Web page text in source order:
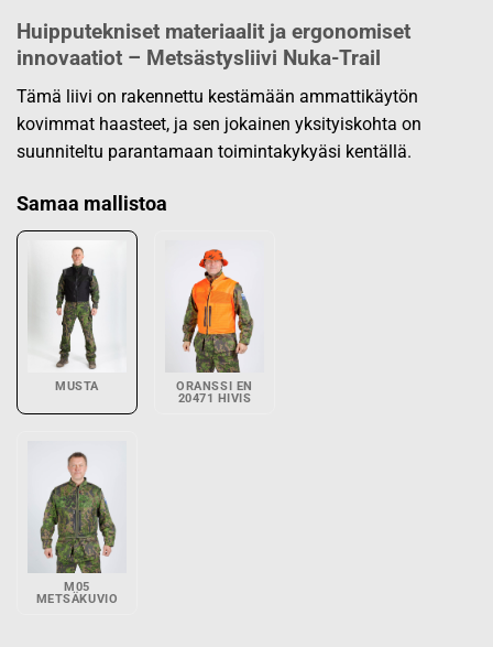
Huipputekniset materiaalit ja ergonomiset
innovaatiot – Metsästysliivi Nuka-Trail
Tämä liivi on rakennettu kestämään ammattikäytön
kovimmat haasteet, ja sen jokainen yksityiskohta on
suunniteltu parantamaan toimintakykyäsi kentällä.
Samaa mallistoa
MUSTA
ORANSSI EN
20471 HIVIS
M05
METSÄKUVIO